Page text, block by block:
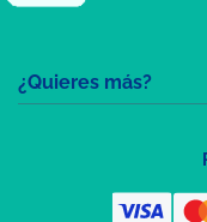
¿Quieres más?